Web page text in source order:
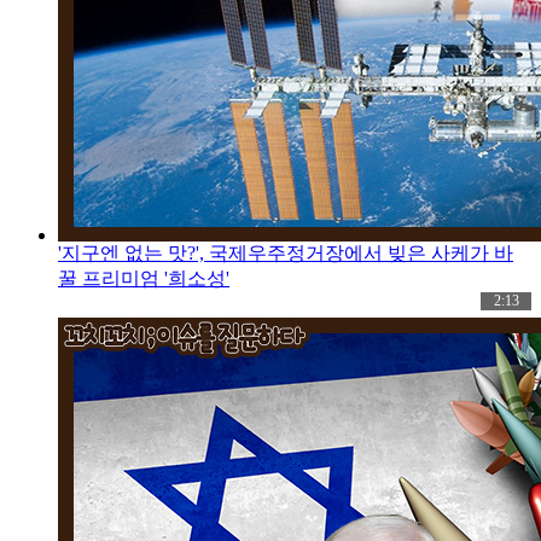
'지구엔 없는 맛?', 국제우주정거장에서 빚은 사케가 바
꿀 프리미엄 '희소성'
2:13